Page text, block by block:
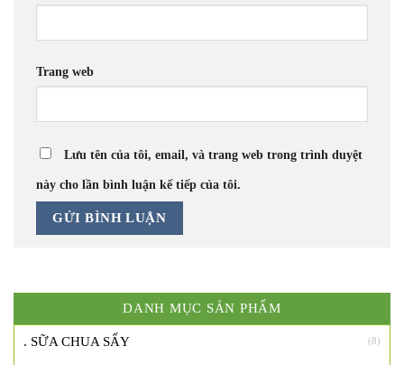
Trang web
Lưu tên của tôi, email, và trang web trong trình duyệt
này cho lần bình luận kế tiếp của tôi.
DANH MỤC SẢN PHẨM
. SỮA CHUA SẤY (8)